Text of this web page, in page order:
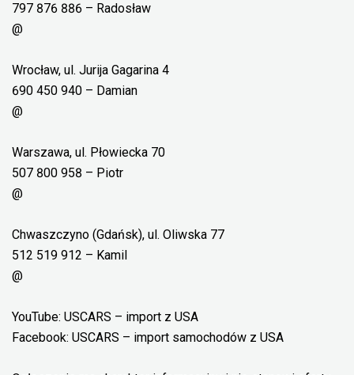
797 876 886 – Radosław
@
Wrocław, ul. Jurija Gagarina 4
690 450 940 – Damian
@
Warszawa, ul. Płowiecka 70
507 800 958 – Piotr
@
Chwaszczyno (Gdańsk), ul. Oliwska 77
512 519 912 – Kamil
@
YouTube: USCARS – import z USA
Facebook: USCARS – import samochodów z USA